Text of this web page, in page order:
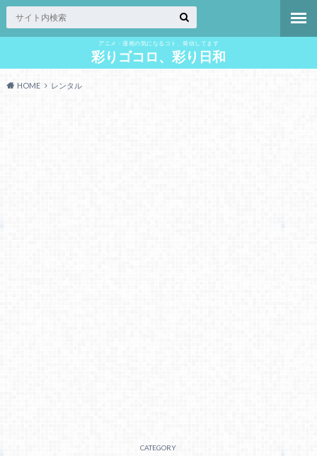
アニメ・漫画の気になるコト、発信してます
彩りゴコロ、彩り日和
HOME レンタル
CATEGORY